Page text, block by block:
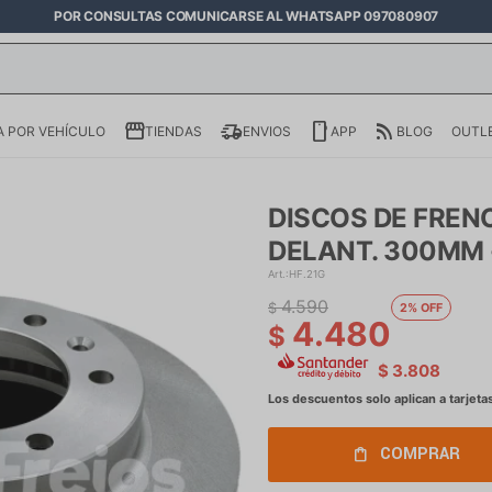
POR CONSULTAS COMUNICARSE AL WHATSAPP 097080907
POR VEHÍCULO TIENDAS ENVIOS APP BLOG
DISCOS DE
DELANT. 300MM
HF.21G
$ 4.480
$ 4.590 2
$ 3.808
COMPRAR